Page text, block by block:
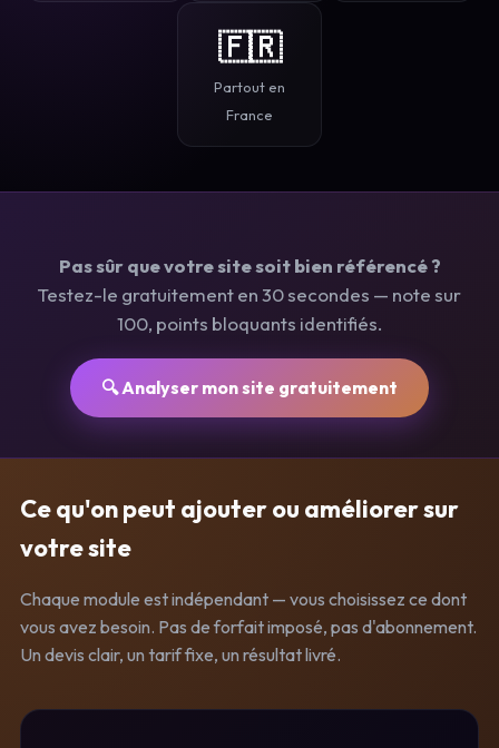
🇫🇷
Partout en
France
Pas sûr que votre site soit bien référencé ?
Testez-le gratuitement en 30 secondes — note sur
100, points bloquants identifiés.
🔍 Analyser mon site gratuitement
Ce qu'on peut ajouter ou améliorer sur
votre site
Chaque module est indépendant — vous choisissez ce dont
vous avez besoin. Pas de forfait imposé, pas d'abonnement.
Un devis clair, un tarif fixe, un résultat livré.